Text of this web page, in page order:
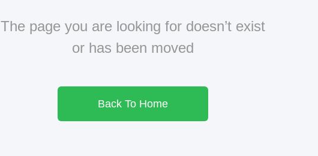
The page you are looking for doesn’t exist
or has been moved
Back To Home